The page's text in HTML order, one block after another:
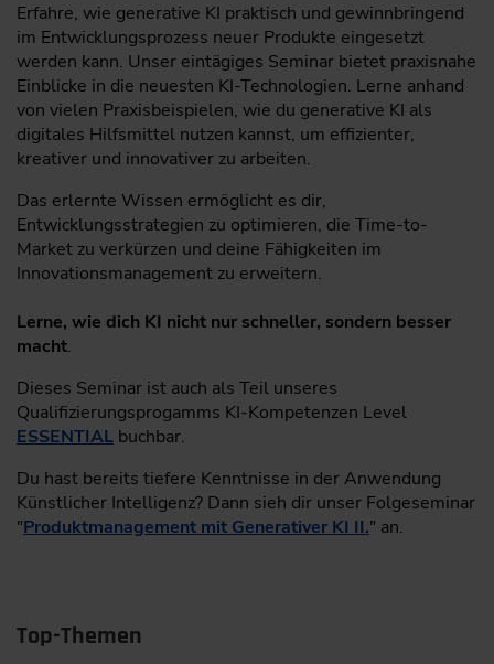
Erfahre, wie generative KI praktisch und gewinnbringend
im Entwicklungsprozess neuer Produkte eingesetzt
werden kann. Unser eintägiges Seminar bietet praxisnahe
Einblicke in die neuesten KI-Technologien. Lerne anhand
von vielen Praxisbeispielen, wie du generative KI als
digitales Hilfsmittel nutzen kannst, um effizienter,
kreativer und innovativer zu arbeiten.
Das erlernte Wissen ermöglicht es dir,
Entwicklungsstrategien zu optimieren, die Time-to-
Market zu verkürzen und deine Fähigkeiten im
Innovationsmanagement zu erweitern.
Lerne, wie dich KI nicht nur schneller, sondern besser
macht.
Dieses Seminar ist auch als Teil unseres
Qualifizierungsprogamms KI-Kompetenzen Level
ESSENTIAL buchbar.
Du hast bereits tiefere Kenntnisse in der Anwendung
Künstlicher Intelligenz? Dann sieh dir unser Folgeseminar
"Produktmanagement mit Generativer KI II." an.
Top-Themen